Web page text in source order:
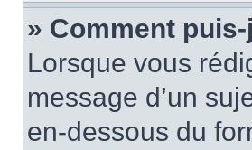
» Comment
Lorsque vous
message d’un
en-dessous du